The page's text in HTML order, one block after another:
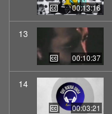
00:13:16
13
00:10:37
14
00:03:21